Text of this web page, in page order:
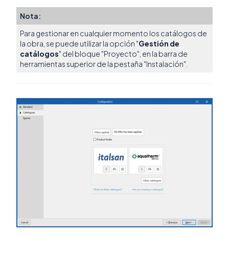
Nota:
Para gestionar en cualquier momento los catálogos de
la obra, se puede utilizar la opción "Gestión de
catálogos" del bloque "Proyecto", en la barra de
herramientas superior de la pestaña "Instalación".